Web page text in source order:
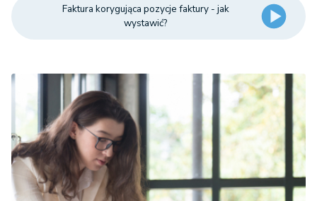
Faktura korygująca pozycje faktury - jak
wystawić?